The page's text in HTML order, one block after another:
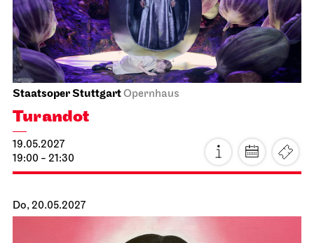
25.04.2027
19:30
Mo, 26.04.2027